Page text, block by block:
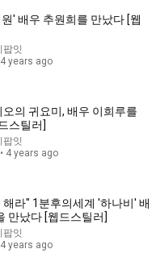
She thought it was
her!
' 배우 추원희를 만났다 [웹
팝잇
years ago
의 귀요미, 배우 이희루를
스틸러]
팝잇
4 years ago
해라" 1분후의세계 '하나비' 배
만났다 [웹드스틸러]
팝잇
years ago